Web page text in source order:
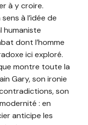
à y croire.
à l’idée de
humaniste
dont l’homme
ici exploré.
montre toute la
Gary, son ironie
son
: en
anticipe les